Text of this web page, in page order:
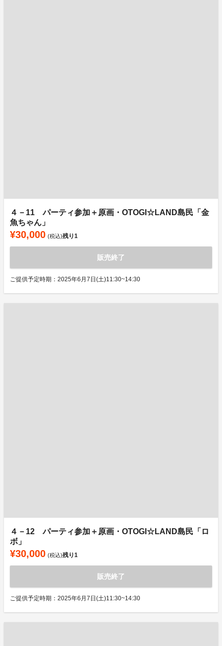
４－11 パーティ参加＋原画・OTOGI☆LAND島民「金
魚ちゃん」
¥30,000 (税込)残り1
販売終了
ご提供予定時期：2025年6月7日(土)11:30~14:30
４－12 パーティ参加＋原画・OTOGI☆LAND島民「ロ
ボ」
¥30,000 (税込)残り1
販売終了
ご提供予定時期：2025年6月7日(土)11:30~14:30